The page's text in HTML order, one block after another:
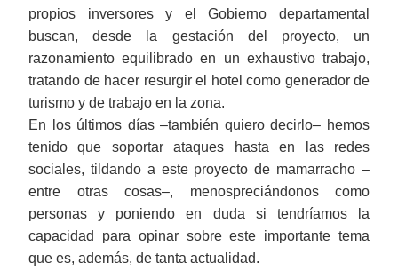
propios inversores y el Gobierno departamental
buscan, desde la gestación del proyecto, un
razonamiento equilibrado en un exhaustivo trabajo,
tratando de hacer resurgir el hotel como generador de
turismo y de trabajo en la zona.
En los últimos días ‒también quiero decirlo‒ hemos
tenido que soportar ataques hasta en las redes
sociales, tildando a este proyecto de mamarracho ‒
entre otras cosas‒, menospreciándonos como
personas y poniendo en duda si tendríamos la
capacidad para opinar sobre este importante tema
que es, además, de tanta actualidad.